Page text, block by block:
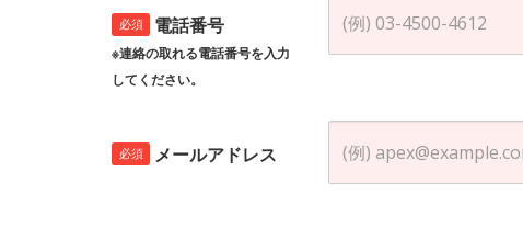
必須 電話番号
※連絡の取れる電話番号を入力
してください。
必須 メールアドレス